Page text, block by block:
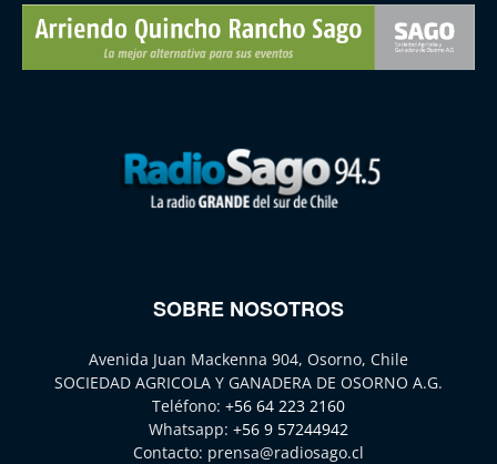
SOBRE NOSOTROS
Avenida Juan Mackenna 904, Osorno, Chile
SOCIEDAD AGRICOLA Y GANADERA DE OSORNO A.G.
Teléfono: +56 64 223 2160
Whatsapp: +56 9 57244942
Contacto: prensa@radiosago.cl